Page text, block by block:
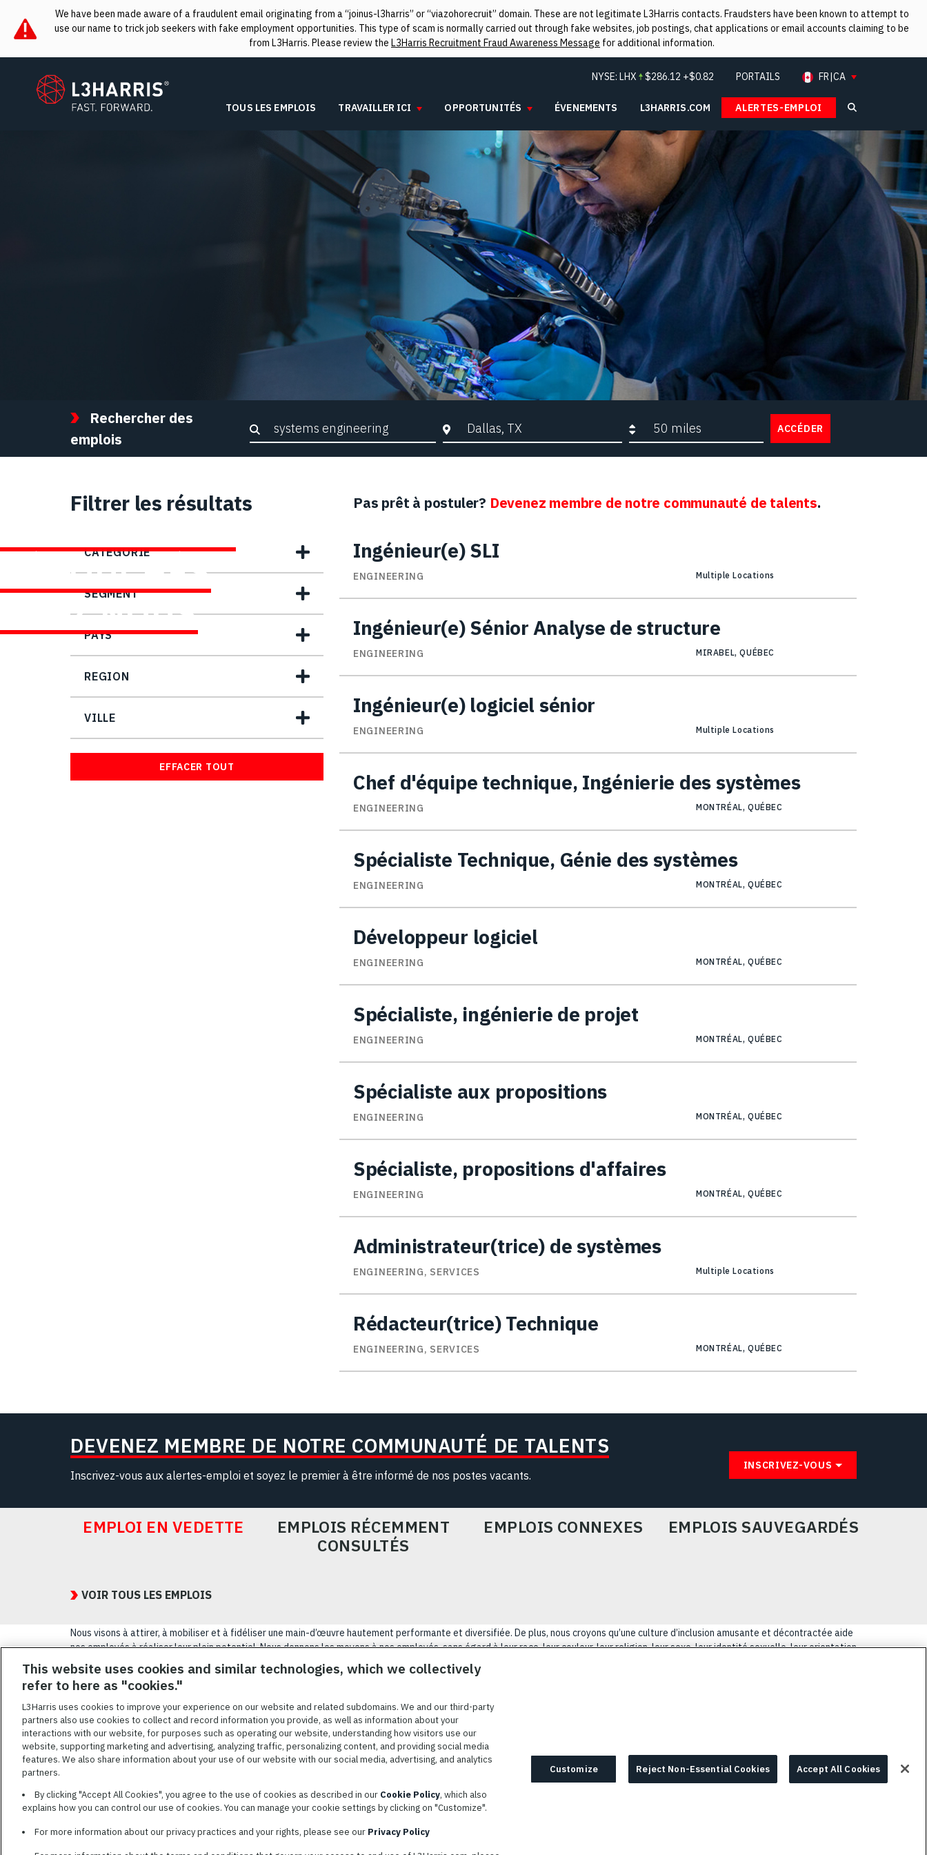
We have been made aware of a fraudulent email originating from a “joinus-l3harris” or “viazohorecruit” domain. These are not legitimate L3Harris contacts. Fraudsters have been known to attempt to
use our name to trick job seekers with fake employment opportunities. This type of scam is normally carried out through fake websites, job postings, chat applications or email accounts claiming to be
from L3Harris. Please review the L3Harris Recruitment Fraud Awareness Message for additional information.
L3Harris
Search
NYSE:LHX $286.12 +$0.82 PORTAILS FR|CA
TOUS LES EMPLOIS TRAVAILLER ICI OPPORTUNITÉS ÉVENEMENTS L3HARRIS.COM ALERTES-EMPLOI
DÉBOUCHÉS
CHEZ NOUS
Rechercher des
emplois
Recherche par mots-clés Ville, Région ou Code postal Rayon de recherche ACCÉDER
Pas prêt à postuler? Devenez membre de notre communauté de talents.
Ingénieur(e) SLI
ENGINEERING Multiple Locations
Ingénieur(e) Sénior Analyse de structure
ENGINEERING MIRABEL, QUÉBEC
Ingénieur(e) logiciel sénior
ENGINEERING Multiple Locations
Chef d'équipe technique, Ingénierie des systèmes
ENGINEERING MONTRÉAL, QUÉBEC
Spécialiste Technique, Génie des systèmes
ENGINEERING MONTRÉAL, QUÉBEC
Développeur logiciel
ENGINEERING MONTRÉAL, QUÉBEC
Spécialiste, ingénierie de projet
ENGINEERING MONTRÉAL, QUÉBEC
Spécialiste aux propositions
ENGINEERING MONTRÉAL, QUÉBEC
Spécialiste, propositions d'affaires
ENGINEERING MONTRÉAL, QUÉBEC
Administrateur(trice) de systèmes
ENGINEERING, SERVICES Multiple Locations
Rédacteur(trice) Technique
ENGINEERING, SERVICES MONTRÉAL, QUÉBEC
Filtrer les résultats
CATEGORIE
SEGMENT
PAYS
REGION
VILLE
EFFACER TOUT
DEVENEZ MEMBRE DE NOTRE COMMUNAUTÉ DE TALENTS
Inscrivez-vous aux alertes-emploi et soyez le premier à être informé de nos postes vacants.
INSCRIVEZ-VOUS
EMPLOI EN VEDETTE
EMPLOIS RÉCEMMENT
CONSULTÉS
EMPLOIS CONNEXES EMPLOIS SAUVEGARDÉS
JobsVOIR TOUS LES EMPLOIS
Nous visons à attirer, à mobiliser et à fidéliser une main-d’œuvre hautement performante et diversifiée. De plus, nous croyons qu’une culture d’inclusion amusante et décontractée aide
nos employés à réaliser leur plein potentiel. Nous donnons les moyens à nos employés, sans égard à leur race, leur couleur, leur religion, leur sexe, leur identité sexuelle, leur orientation
sexuelle, leur origine nationale, leur handicap ou leur statut d’ancien combattant, d’innover afin de résoudre les problèmes les plus coriaces de nos clients.
L3HARRIS.COM
L3Harris s’engage à prendre des mesures d’adaptation raisonnables aux personnes
qualifiées invalides. Les candidats ayant besoin d’aide sont encouragés à envoyer leurs
AppAssistance@L3harris.com. Veuillez inclure une description de votre demande
d’adaptation ainsi que les coordonnées suivantes : nom complet et numéro de téléphone
et/ou moyens de communication privilégiés.
This website uses cookies and similar technologies, which we collectively
refer to here as "cookies."
L3Harris uses cookies to improve your experience on our website and related subdomains. We and our third-party
partners also use cookies to collect and record information you provide, as well as information about your
interactions with our website, for purposes such as operating our website, understanding how visitors use our
website, supporting marketing and advertising, analyzing traffic, personalizing content, and providing social media
features. We also share information about your use of our website with our social media, advertising, and analytics
partners.
By clicking "Accept All Cookies", you agree to the use of cookies as described in our Cookie Policy, which also
explains how you can control our use of cookies. You can manage your cookie settings by clicking on "Customize".
For more information about our privacy practices and your rights, please see our Privacy Policy
Customize Reject Non-Essential Cookies Accept All Cookies